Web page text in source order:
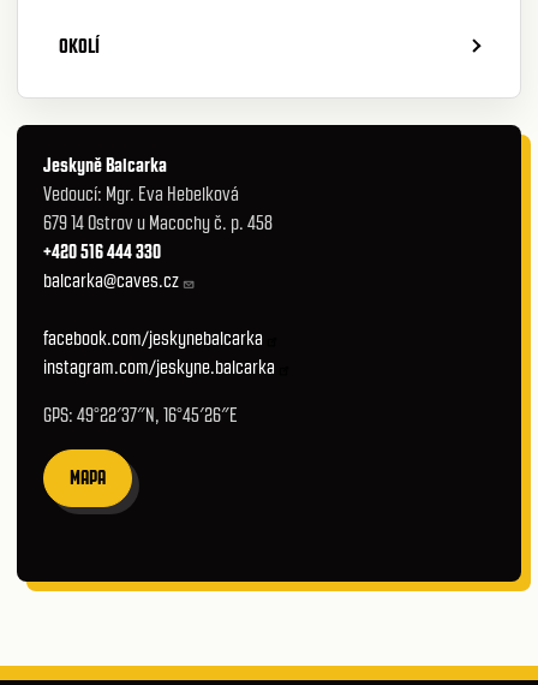
OKOLÍ
Jeskyně Balcarka
Vedoucí: Mgr. Eva Hebelková
679 14 Ostrov u Macochy č. p. 458
+420 516 444 330
balcarka@caves.cz
facebook.com/jeskynebalcarka
instagram.com/jeskyne.balcarka
GPS: 49°22′37″N, 16°45′26″E
MAPA